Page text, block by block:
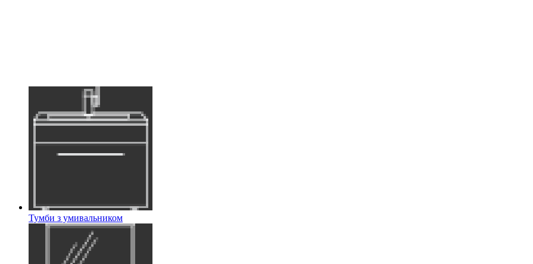
Тумби з умивальником